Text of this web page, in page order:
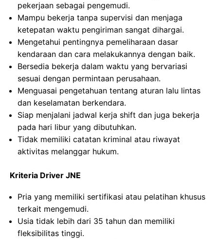
pekerjaan sebagai pengemudi.
Mampu bekerja tanpa supervisi dan menjaga
ketepatan waktu pengiriman sangat dihargai.
Mengetahui pentingnya pemeliharaan dasar
kendaraan dan cara melakukannya dengan baik.
Bersedia bekerja dalam waktu yang bervariasi
sesuai dengan permintaan perusahaan.
Menguasai pengetahuan tentang aturan lalu lintas
dan keselamatan berkendara.
Siap menjalani jadwal kerja shift dan juga bekerja
pada hari libur yang dibutuhkan.
Tidak memiliki catatan kriminal atau riwayat
aktivitas melanggar hukum.
Kriteria Driver JNE
Pria yang memiliki sertifikasi atau pelatihan khusus
terkait mengemudi.
Usia tidak lebih dari 35 tahun dan memiliki
fleksibilitas tinggi.